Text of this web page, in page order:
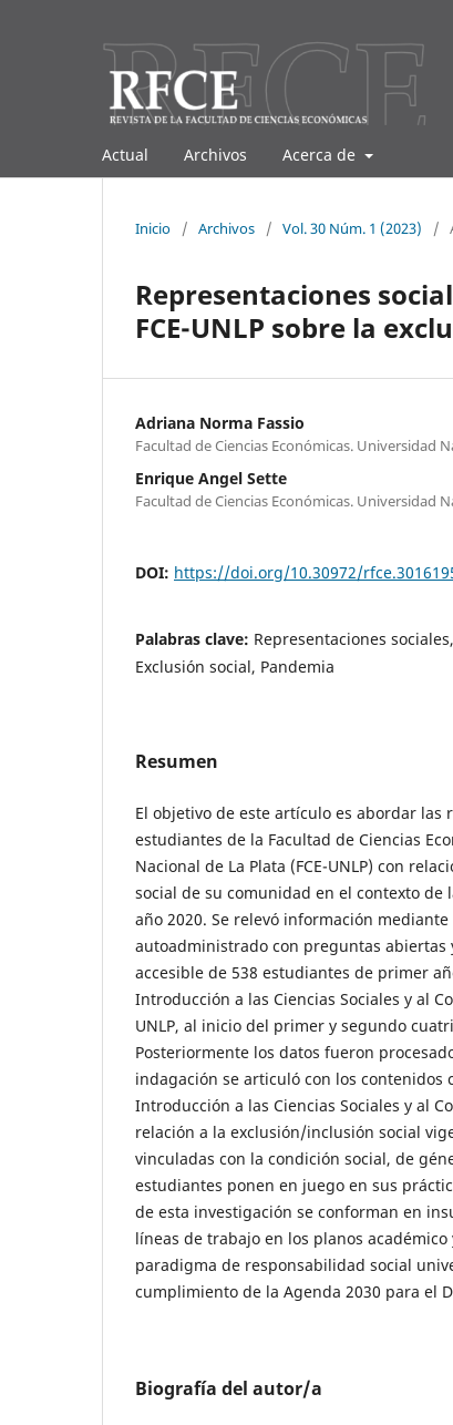
Actual Archivos Acerca de
Inicio / Archivos / Vol. 30 Núm. 1 (2023) /
Representaciones
FCE-UNLP sobre la
Adriana Norma Fassio
Facultad de Ciencias Económicas. Universidad
Enrique Angel Sette
Facultad de Ciencias Económicas. Universidad
DOI: https://doi.org/10.30972/
Palabras clave: Representaciones
Exclusión social, Pandemia
Resumen
El objetivo de este artículo es abordar las
estudiantes de la Facultad de Ciencias
Nacional de La Plata (FCE-UNLP) con
social de su comunidad en el contexto de
año 2020. Se relevó información
autoadministrado con preguntas abiertas
accesible de 538 estudiantes de primer
Introducción a las Ciencias Sociales y al
UNLP, al inicio del primer y segundo
Posteriormente los datos fueron
indagación se articuló con los
Introducción a las Ciencias Sociales y al
relación a la exclusión/inclusión social
vinculadas con la condición social, de
estudiantes ponen en juego en sus
de esta investigación se conforman en
líneas de trabajo en los planos
paradigma de responsabilidad social
cumplimiento de la Agenda 2030 para el
Biografía del autor/a